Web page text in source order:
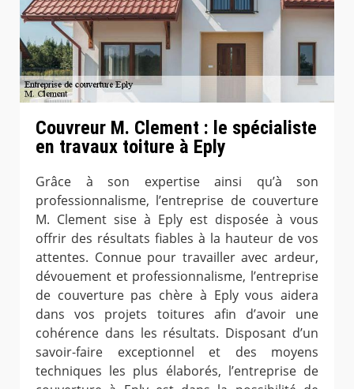
Couvreur M. Clement : le spécialiste
en travaux toiture à Eply
Grâce à son expertise ainsi qu’à son
professionnalisme, l’entreprise de couverture
M. Clement sise à Eply est disposée à vous
offrir des résultats fiables à la hauteur de vos
attentes. Connue pour travailler avec ardeur,
dévouement et professionnalisme, l’entreprise
de couverture pas chère à Eply vous aidera
dans vos projets toitures afin d’avoir une
cohérence dans les résultats. Disposant d’un
savoir-faire exceptionnel et des moyens
techniques les plus élaborés, l’entreprise de